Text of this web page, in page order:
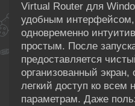
Virtual Router для
удобным интерфейсом,
одновременно
простым. После
предоставляется
организованный
легкий доступ ко всем
параметрам. Даже